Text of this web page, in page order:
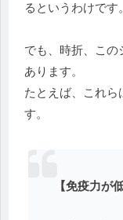
るというわけです。
でも、時折、こ
あります。
たとえば、これら
す。
【免疫力が